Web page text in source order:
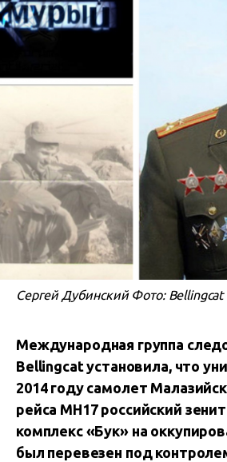
Сергей Дубинский Фото: Bellingcat
Международная группа
Bellingcat установила, что
2014 году самолет
рейса MH17 российский
комплекс «Бук» на
был перевезен под